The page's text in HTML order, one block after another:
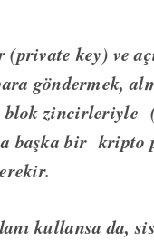
(private key) ve
göndermek,
zincirleriyle
başka bir kripto
kullansa da,